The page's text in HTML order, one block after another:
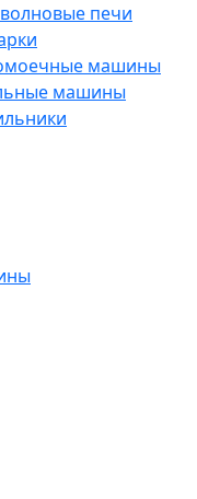
печи
машины
машины